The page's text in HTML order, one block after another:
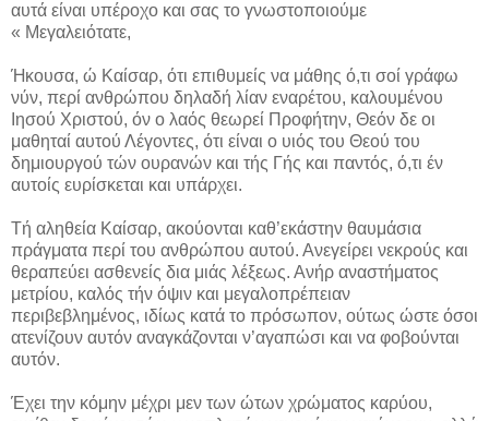
αυτά είναι υπέροχο και σας το γνωστοποιούμε
« Μεγαλειότατε,
Ήκουσα, ώ Καίσαρ, ότι επιθυμείς να μάθης ό,τι σοί γράφω
νύν, περί ανθρώπου δηλαδή λίαν εναρέτου, καλουμένου
Ιησού Χριστού, όν ο λαός θεωρεί Προφήτην, Θεόν δε οι
μαθηταί αυτού Λέγοντες, ότι είναι ο υιός του Θεού του
δημιουργού τών ουρανών και τής Γής και παντός, ό,τι έν
αυτοίς ευρίσκεται και υπάρχει.
Τή αληθεία Καίσαρ, ακούονται καθ’εκάστην θαυμάσια
πράγματα περί του ανθρώπου αυτού. Ανεγείρει νεκρούς και
θεραπεύει ασθενείς δια μιάς λέξεως. Ανήρ αναστήματος
μετρίου, καλός τήν όψιν και μεγαλοπρέπειαν
περιβεβλημένος, ιδίως κατά το πρόσωπον, ούτως ώστε όσοι
ατενίζουν αυτόν αναγκάζονται ν’αγαπώσι και να φοβούνται
αυτόν.
Έχει την κόμην μέχρι μεν των ώτων χρώματος καρύου,